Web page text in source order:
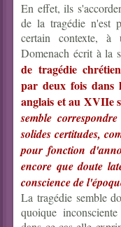
En effet, ils
de la tragédie n'est
certain contexte,
Domenach écrit à la
de tragédie
par deux fois dans
anglais et au XVIIe
semble
solides certitudes,
pour fonction
encore que doute
conscience de
La tragédie semble
quoique